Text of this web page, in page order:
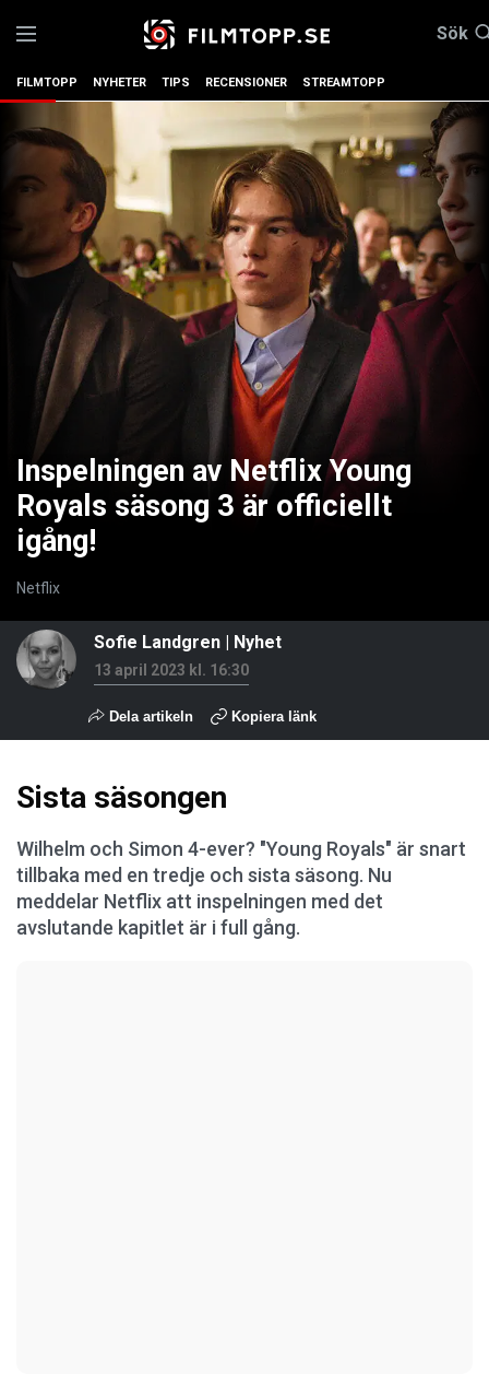
Sök
FILMTOPP NYHETER TIPS RECENSIONER STREAMTOPP
Inspelningen av Netflix Young
Royals säsong 3 är officiellt
igång!
Netflix
Sofie Landgren | Nyhet
13 april 2023 kl. 16:30
Dela artikeln Kopiera länk
Sista säsongen
Wilhelm och Simon 4-ever? "Young Royals" är snart
tillbaka med en tredje och sista säsong. Nu
meddelar Netflix att inspelningen med det
avslutande kapitlet är i full gång.